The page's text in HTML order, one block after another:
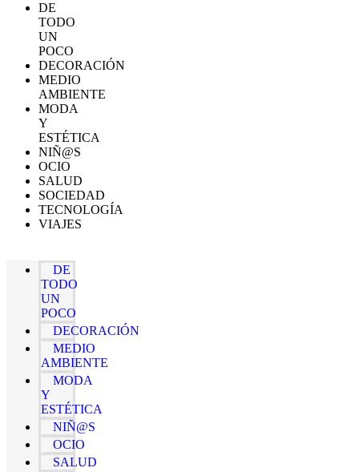
DE
TODO
UN
POCO
DECORACIÓN
MEDIO
AMBIENTE
MODA
Y
ESTÉTICA
NIÑ@S
OCIO
SALUD
SOCIEDAD
TECNOLOGÍA
VIAJES
DE
TODO
UN
POCO
DECORACIÓN
MEDIO
AMBIENTE
MODA
Y
ESTÉTICA
NIÑ@S
OCIO
SALUD